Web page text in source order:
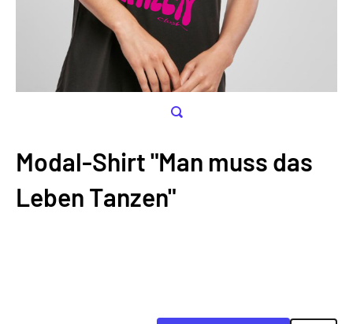
Modal-Shirt "Man muss das
Leben Tanzen"